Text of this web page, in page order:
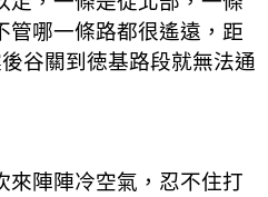
管哪一條路都很遙遠，距
谷關到徳基路段就無法通
來陣陣冷空氣，忍不住打